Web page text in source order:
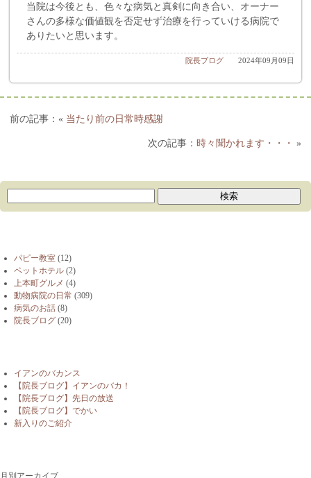
当院は今後とも、色々な病気と真剣に向き合い、オーナー
さんの多様な価値観を否定せず治療を行っていける病院で
ありたいと思います。
2024年09月09日
院長ブログ
« 当たり前の日常時感謝
時々聞かれます・・・ »
パピー教室 (12)
ペットホテル (2)
上本町グルメ (4)
動物病院の日常 (309)
病気のお話 (8)
院長ブログ (20)
イアンのバカンス
【院長ブログ】イアンのバカ！
【院長ブログ】先日の放送
【院長ブログ】でかい
新入りのご紹介
月別アーカイブ